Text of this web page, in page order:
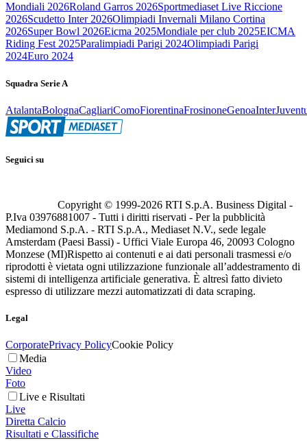
Mondiali 2026Roland Garros 2026Sportmediaset Live Riccione
2026Scudetto Inter 2026Olimpiadi Invernali Milano Cortina
2026Super Bowl 2026Eicma 2025Mondiale per club 2025EICMA
Riding Fest 2025Paralimpiadi Parigi 2024Olimpiadi Parigi
2024Euro 2024
Squadra Serie A
AtalantaBolognaCagliariComoFiorentinaFrosinoneGenoaInter
Seguici su
Copyright © 1999-2026 RTI S.p.A. Business Digital -
P.Iva 03976881007 - Tutti i diritti riservati - Per la pubblicità
Mediamond S.p.A. - RTI S.p.A., Mediaset N.V., sede legale
Amsterdam (Paesi Bassi) - Uffici Viale Europa 46, 20093 Cologno
Monzese (MI)Rispetto ai contenuti e ai dati personali trasmessi e/o
riprodotti è vietata ogni utilizzazione funzionale all’addestramento di
sistemi di intelligenza artificiale generativa. È altresì fatto divieto
espresso di utilizzare mezzi automatizzati di data scraping.
Legal
CorporatePrivacy PolicyCookie Policy
Media
Video
Foto
Live e Risultati
Live
Diretta Calcio
Risultati e Classifiche